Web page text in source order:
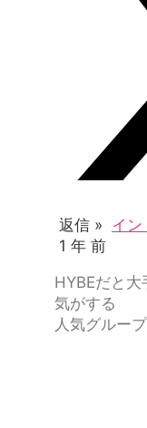
返信 » イン
1 年 前
HYBEだと大
気がする
人気グルー